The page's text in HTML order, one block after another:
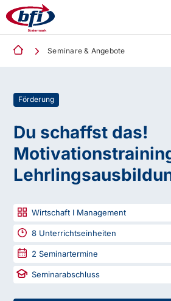
Seminare & Angebote
Förderung
Du schaffst das!
Wirtschaft I Management
8 Unterrichtseinheiten
2 Seminartermine
Seminarabschluss